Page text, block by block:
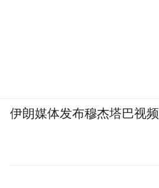
伊朗媒体发布穆杰塔巴视频